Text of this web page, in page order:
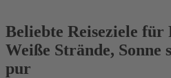
Beliebte Reiseziele für
Weiße Strände, Sonne
pur